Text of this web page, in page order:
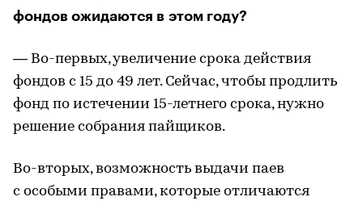
фондов ожидаются в этом году?
— Во-первых, увеличение срока действия
фондов с 15 до 49 лет. Сейчас, чтобы продлить
фонд по истечении 15-летнего срока, нужно
решение собрания пайщиков.
Во-вторых, возможность выдачи паев
с особыми правами, которые отличаются